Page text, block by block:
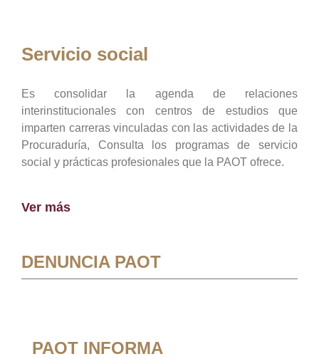
Servicio social
Es consolidar la agenda de relaciones
interinstitucionales con centros de estudios que
imparten carreras vinculadas con las actividades de la
Procuraduría, Consulta los programas de servicio
social y prácticas profesionales que la PAOT ofrece.
Ver más
DENUNCIA PAOT
PAOT INFORMA